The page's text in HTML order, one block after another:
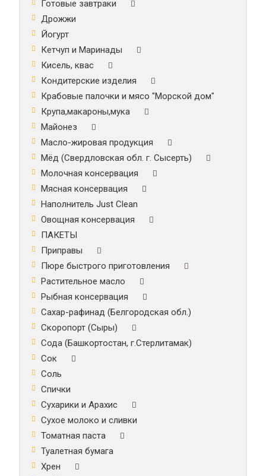
Готовые завтраки
Дрожжи
Йогурт
Кетчуп и Маринады
Кисель, квас
Кондитерские изделия
Крабовые палочки и мясо "Морской дом"
Крупа,макароны,мука
Майонез
Масло-жировая продукция
Мёд (Свердловская обл. г. Сысерть)
Молочная консервация
Мясная консервация
Наполнитель Just Clean
Овощная консервация
ПАКЕТЫ
Приправы
Пюре быстрого приготовления
Растительное масло
Рыбная консервация
Сахар-рафинад (Белгородская обл.)
Скоропорт (Сыры)
Сода (Башкортостан, г.Стерлитамак)
Сок
Соль
Спички
Сухарики и Арахис
Сухое молоко и сливки
Томатная паста
Туалетная бумага
Хрен